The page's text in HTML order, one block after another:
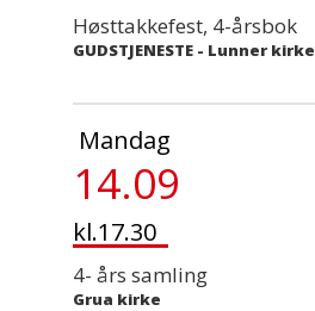
Høsttakkefest, 4-årsbok
GUDSTJENESTE - Lunner kirke
Mandag
14.09
kl.17.30
4- års samling
Grua kirke